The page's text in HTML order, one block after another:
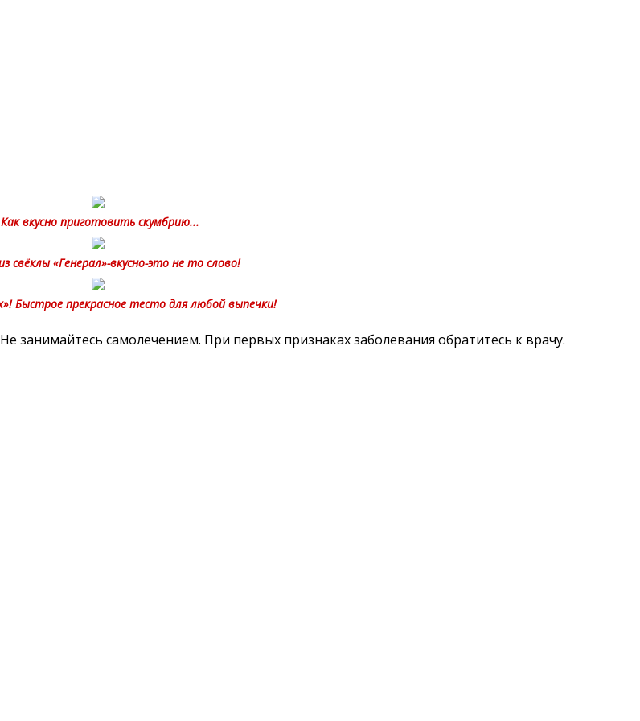
Как вкусно приготовить скумбрию...
свёклы «Генерал»-вкусно-это не то слово!
Быстрое прекрасное тесто для любой выпечки!
занимайтесь самолечением. При первых признаках заболевания обратитесь к врачу.